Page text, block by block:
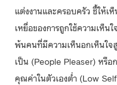
แต่งงานและครอบครัว ชี้ให้เ
เหยื่อของการถูกใช้ความเห็น
พ้นคนที่มีความเห็นอกเห็นใจ
เป็น (People Pleaser) หรือ
คุณค่าในตัวเองต่ำ (Low